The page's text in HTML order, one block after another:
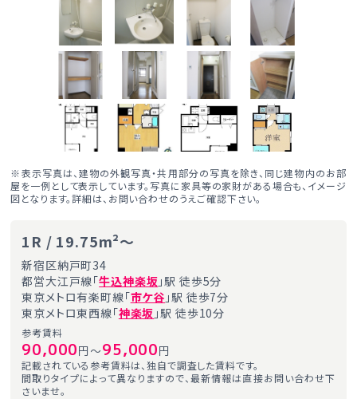
※表示写真は、建物の外観写真・共用部分の写真を除き、同じ建物内のお部
屋を一例として表示しています。写真に家具等の家財がある場合も、イメージ
図となります。詳細は、お問い合わせのうえご確認下さい。
1R / 19.75m²～
新宿区納戸町34
都営大江戸線「牛込神楽坂 」駅 徒歩5分
東京メトロ有楽町線「市ケ谷 」駅 徒歩7分
東京メトロ東西線「神楽坂 」駅 徒歩10分
参考賃料
90,000円～95,000円
記載されている参考賃料は、独自で調査した賃料です。
間取りタイプによって異なりますので、最新情報は直接お問い合わせ下
さいませ。